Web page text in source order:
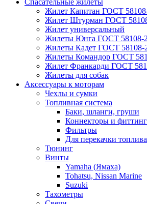
Спасательные жилеты
Жилет Капитан ГОСТ
Жилет Штурман ГОСТ
Жилет универсальный
Жилеты Юнга ГОСТ 58108-
Жилеты Кадет ГОСТ 58108-
Жилеты Командор ГОСТ
Жилет Франкарди ГОСТ
Жилеты для собак
Аксессуары к моторам
Чехлы и сумки
Топливная система
Баки, шланги, груши
Коннекторы и
Фильтры
Для перекачки топлива
Тюнинг
Винты
Yamaha (Ямаха)
Tohatsu, Nissan Marine
Suzuki
Тахометры